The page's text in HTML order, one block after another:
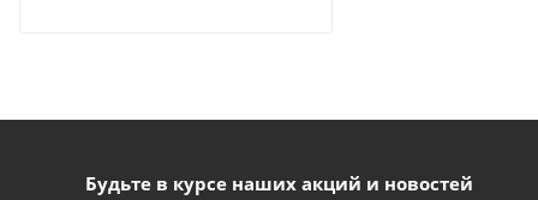
Будьте в курсе наших акций и новостей